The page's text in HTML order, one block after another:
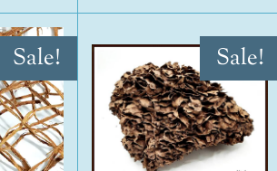
Sale! Sale!